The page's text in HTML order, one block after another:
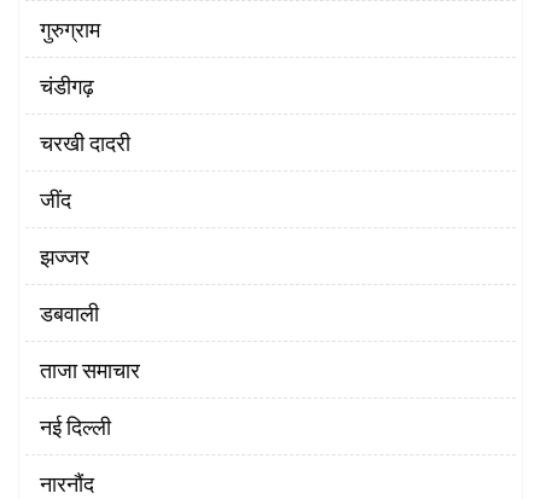
गुरुग्राम
चंडीगढ़
चरखी दादरी
‌जींद
झज्जर
डबवाली
ताजा समाचार
नई दिल्ली
नारनौंद